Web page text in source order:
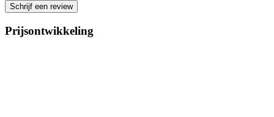
Schrijf een review
Prijsontwikkeling